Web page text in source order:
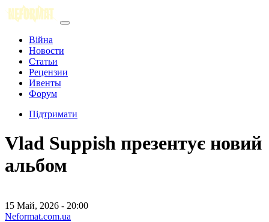
Війна
Новости
Статьи
Рецензии
Ивенты
Форум
Підтримати
Vlad Suppish презентує новий
альбом
15 Май, 2026 - 20:00
Neformat.com.ua